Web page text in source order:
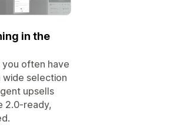
in the
often have
wide selection
upsells
2.0-ready,